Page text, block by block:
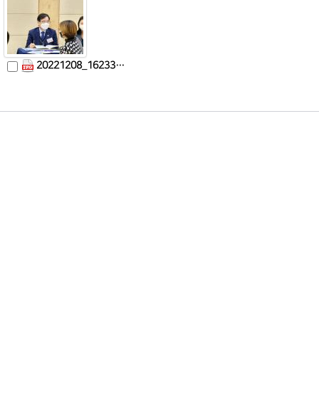
20221208_162332.jpg